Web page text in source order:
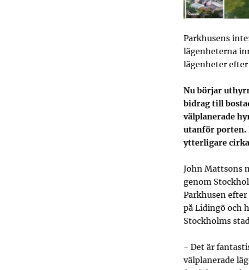
Parkhusens
lägenheterna
lägenheter
Nu börjar
bidrag till
välplanerade
utanför porten.
ytterligare
John Mattsons
genom
Parkhusen
på Lidingö och
Stockholms
- Det är
välplanerade